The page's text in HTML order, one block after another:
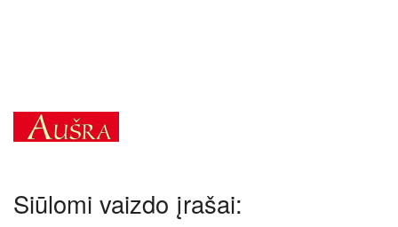
Siūlomi vaizdo įrašai: